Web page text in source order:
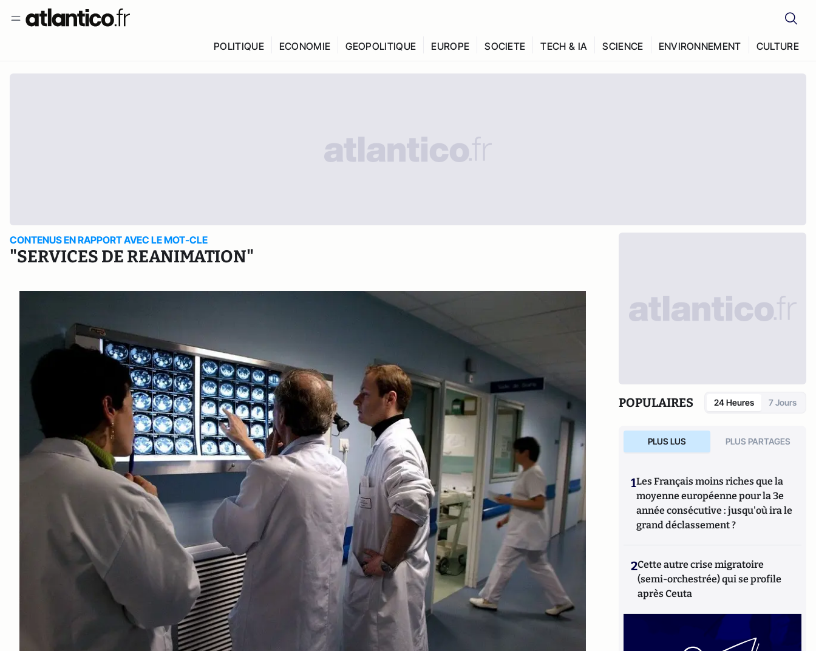
POLITIQUE ECONOMIE GEOPOLITIQUE EUROPE SOCIETE TECH & IA SCIENCE ENVIRONNEMENT CULTURE
CONTENUS EN RAPPORT AVEC LE MOT-CLE
"SERVICES DE REANIMATION"
POPULAIRES 24 Heures 7 Jours
PLUS LUS PLUS PARTAGES
1Les Français moins riches que la
moyenne européenne pour la 3e
année consécutive : jusqu'où ira le
grand déclassement ?
2Cette autre crise migratoire
(semi-orchestrée) qui se profile
après Ceuta